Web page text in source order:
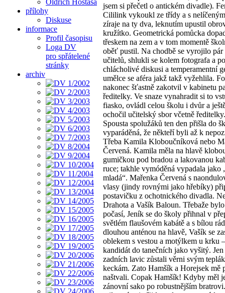
přílohy
Diskuse
informace
Profil časopisu
Loga DV
pro spřátelené
stránky
archiv
jsem si přečetl o antickém divadle).
Cililink vykoukl ze třídy a s
zíraje na ty dva, leknutím upustil
kružítko. Geometrická pomůcka
třeskem na zem a v tom momentě
oběť pustil. Na chodbě se vyrojilo pár
učitelů, shlukli se kolem fotografa a po
chlácholivé diskusi a temperamentní
umělce se aféra jakž takž vyžehlila.
nakonec šťastně zakotvil v kabinetu
ředitelky. Ve snaze vynahradit si to
fiasko, ovládl celou školu i dvůr a
ochočil učitelský sbor včetně ředitelky.
Spousta spolužáků ten den přišla do
vyparáděná, že někteří byli až k
Třeba Kamila Kloboučníková nebo
Červená. Kamila měla na hlavě
gumičkou pod bradou a lakovanou
ruce; takhle vymóděná vypadala jako
mladá“. Mařenka Červená s
vlasy (jindy rovnými jako hřebíky)
postavičku z ochotnického divadla.
Drahota a Vašík Baloun. Třebaže
počasí, Jeník se do školy přihnal v
světlém flaušovém kabátě a s bílou
dlouhou anténou na hlavě, Vašík se
oblekem s vestou a motýlkem u krku
kandidát do tanečních jako vyšitý.
zadních lavic zůstali věrni svým
keckám. Zato Hamšík a Horejsek mě
naštvali. Copak Hamšík! Kdyby měl
zánovní sako po robustnějším